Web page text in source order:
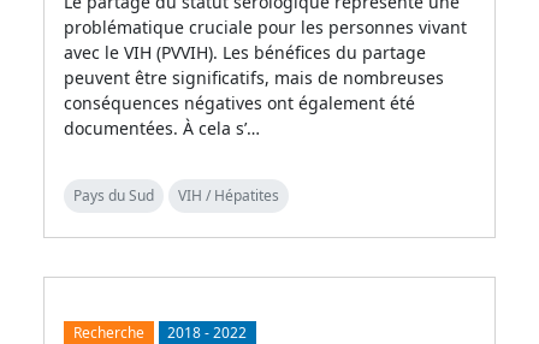
problématique cruciale pour les personnes vivant
avec le VIH (PVVIH). Les bénéfices du partage
peuvent être significatifs, mais de nombreuses
conséquences négatives ont également été
documentées. À cela s’…
Pays du Sud VIH / Hépatites
Recherche 2018-2022